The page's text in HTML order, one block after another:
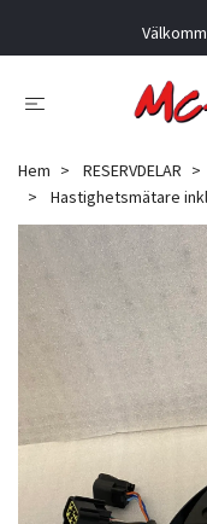
Hem RESERVDELAR
Hastighetsmätare